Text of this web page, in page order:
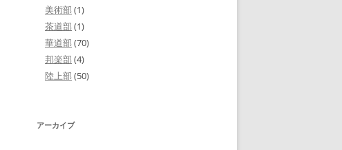
美術部 (1)
茶道部 (1)
華道部 (70)
邦楽部 (4)
陸上部 (50)
アーカイブ